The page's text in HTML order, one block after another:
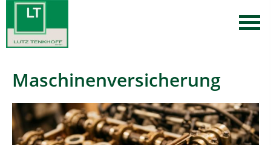
Maschinenversicherung